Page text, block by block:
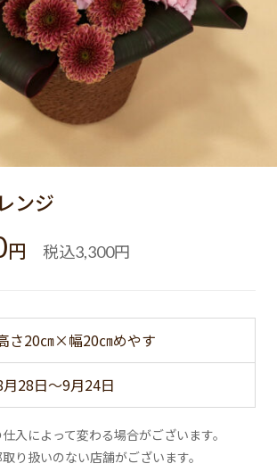
ンジ
円 税込3,300円
さ20㎝×幅20㎝めやす
28日～9月24日
入によって変わる場合がございます。
り扱いのない店舗がございます。